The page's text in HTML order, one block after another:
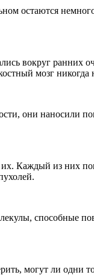
остаются
вокруг ранних
мозг никогда
они наносили
Каждый из них
способные
могут ли одни